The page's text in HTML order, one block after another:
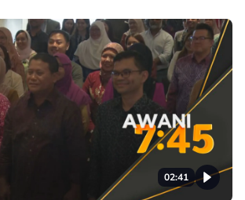
02:41